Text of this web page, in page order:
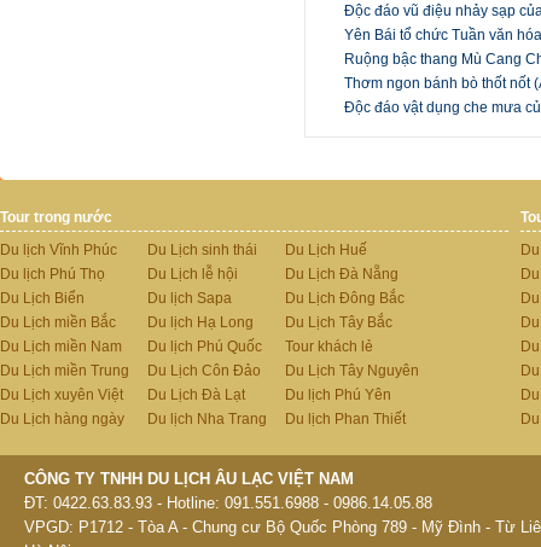
Độc đáo vũ điệu nhảy sạp
Yên Bái tổ chức Tuần văn
Ruộng bậc thang Mù Cang
Thơm ngon bánh bò thốt nốt
Độc đáo vật dụng che mưa
Tour trong nước
Du lịch Vĩnh Phúc
Du lịch Phú Thọ
Du Lịch Biển
Du Lịch miền Bắc
Du Lịch miền Nam
Du Lịch miền Trung
Du Lịch xuyên Việt
Du Lịch hàng ngày
Du Lịch sinh thái
Du Lịch lễ hội
Du lịch Sapa
Du lịch Hạ Long
Du lịch Phú Quốc
Du Lịch Côn Đảo
Du Lịch Đà Lạt
Du lịch Nha Trang
Du Lịch Huế
Du Lịch Đà Nẵng
Du Lịch Đông Bắc
Du Lịch Tây Bắc
Tour khách lẻ
Du Lịch Tây Nguyên
Du lịch Phú Yên
Du lịch Phan Thiết
CÔNG TY TNHH DU LỊCH ÂU LẠC VIỆT NAM
ĐT: 0422.63.83.93 - Hotline: 091.551.6988 - 0986.14.05.88
VPGD: P1712 - Tòa A - Chung cư Bộ Quốc Phòng 789 - Mỹ Đình - Từ